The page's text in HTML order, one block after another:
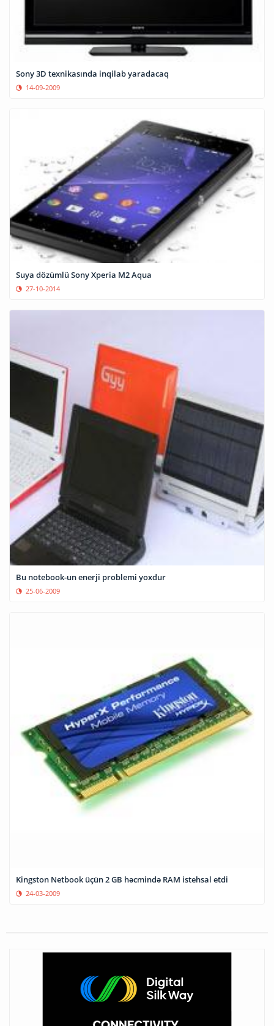
Sony 3D texnikasında inqilab yaradacaq
14-09-2009
Suya dözümlü Sony Xperia M2 Aqua
27-10-2014
Bu notebook-un enerji problemi yoxdur
25-06-2009
Kingston Netbook üçün 2 GB həcmində RAM istehsal etdi
24-03-2009